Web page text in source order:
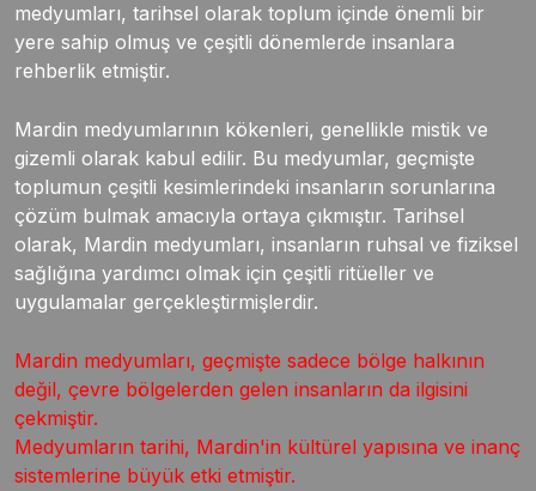
medyumları, tarihsel olarak toplum içinde önemli bir
yere sahip olmuş ve çeşitli dönemlerde insanlara
rehberlik etmiştir.
Mardin medyumlarının kökenleri, genellikle mistik ve
gizemli olarak kabul edilir. Bu medyumlar, geçmişte
toplumun çeşitli kesimlerindeki insanların sorunlarına
çözüm bulmak amacıyla ortaya çıkmıştır. Tarihsel
olarak, Mardin medyumları, insanların ruhsal ve fiziksel
sağlığına yardımcı olmak için çeşitli ritüeller ve
uygulamalar gerçekleştirmişlerdir.
Mardin medyumları, geçmişte sadece bölge halkının
değil, çevre bölgelerden gelen insanların da ilgisini
çekmiştir.
Medyumların tarihi, Mardin'in kültürel yapısına ve inanç
sistemlerine büyük etki etmiştir.